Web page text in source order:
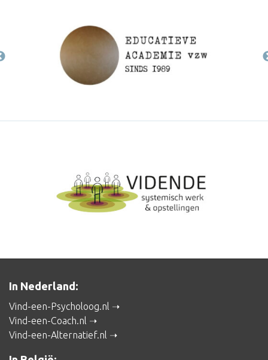
In Nederland:
Vind-een-Psycholoog.nl
Vind-een-Coach.nl
Vind-een-Alternatief.nl